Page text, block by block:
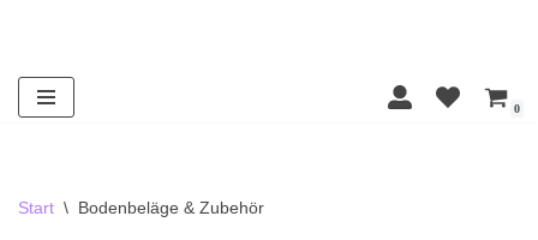
Inhalt
0
Start \ Bodenbeläge & Zubehör